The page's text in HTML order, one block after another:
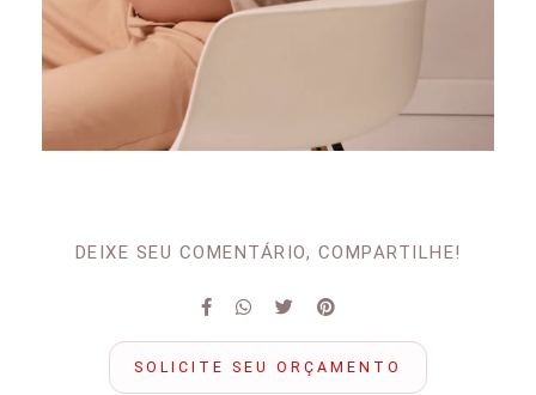
DEIXE SEU COMENTÁRIO, COMPARTILHE!
SOLICITE SEU ORÇAMENTO